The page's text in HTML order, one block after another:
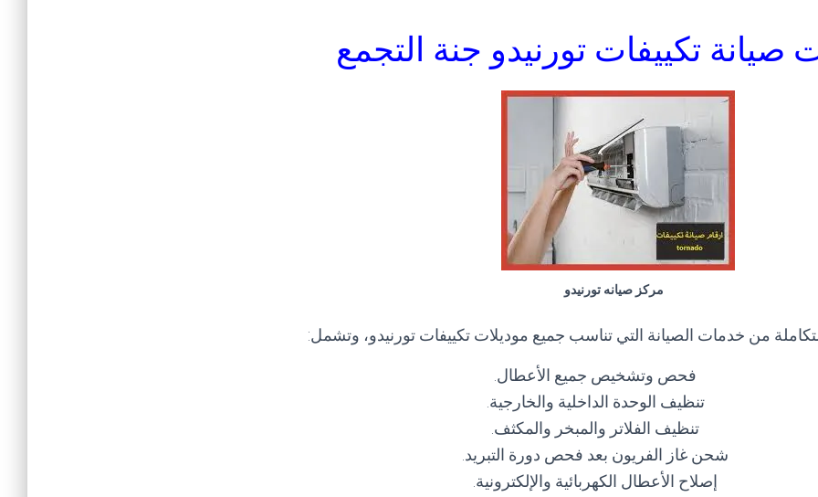
صيانة تكييفات تورنيدو جنة التجمع
مركز صيانه تورنيدو
من خدمات الصيانة التي تناسب جميع موديلات تكييفات تورنيدو، وتشمل:
فحص وتشخيص جميع الأعطال.
تنظيف الوحدة الداخلية والخارجية.
تنظيف الفلاتر والمبخر والمكثف.
شحن غاز الفريون بعد فحص دورة التبريد.
إصلاح الأعطال الكهربائية والإلكترونية.